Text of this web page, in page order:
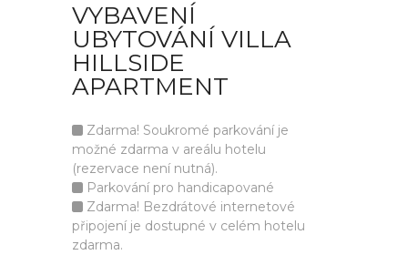
VYBAVENÍ
UBYTOVÁNÍ VILLA
HILLSIDE
APARTMENT
Zdarma! Soukromé parkování je
možné zdarma v areálu hotelu
(rezervace není nutná).
Parkování pro handicapované
Zdarma! Bezdrátové internetové
připojení je dostupné v celém hotelu
zdarma.